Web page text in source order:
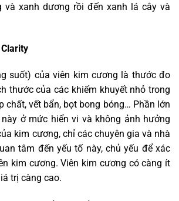
và xanh dương rồi đến xanh lá cây và
suốt) của viên kim cương là thước đo
thước của các khiếm khuyết nhỏ trong
chất, vết bẩn, bọt bong bóng… Phần lớn
ở mức hiển vi và không ảnh hưởng
kim cương, chỉ các chuyên gia và nhà
tâm đến yếu tố này, chủ yếu để xác
kim cương. Viên kim cương có càng ít
trị càng cao.